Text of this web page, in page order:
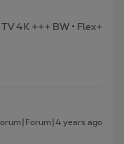
4K +++ BW • Flex+
years ago